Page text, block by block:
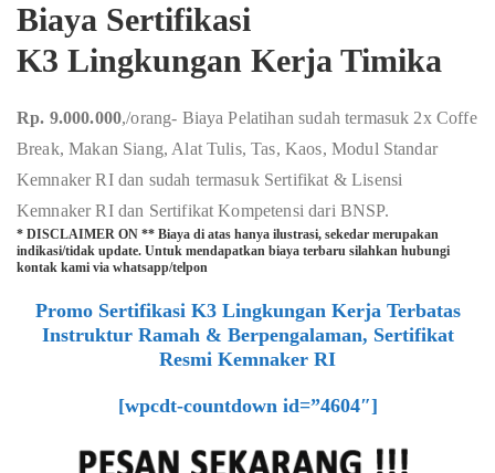
Biaya Sertifikasi
K3 Lingkungan Kerja Timika
Rp. 9.000.000,/orang- Biaya Pelatihan sudah termasuk 2x Coffe
Break, Makan Siang, Alat Tulis, Tas, Kaos, Modul Standar
Kemnaker RI dan sudah termasuk Sertifikat & Lisensi
Kemnaker RI dan Sertifikat Kompetensi dari BNSP.
* DISCLAIMER ON ** Biaya di atas hanya ilustrasi, sekedar merupakan
indikasi/tidak update. Untuk mendapatkan biaya terbaru silahkan hubungi
kontak kami via whatsapp/telpon
Promo Sertifikasi K3 Lingkungan Kerja Terbatas
Instruktur Ramah & Berpengalaman, Sertifikat
Resmi Kemnaker RI
[wpcdt-countdown id=”4604″]